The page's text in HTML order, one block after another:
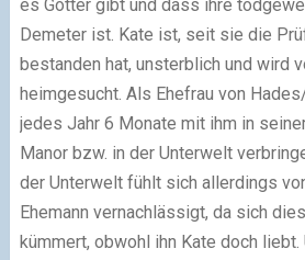
es Götter gibt und dass ihre
Demeter ist. Kate ist, seit sie die
bestanden hat, unsterblich und wird
heimgesucht. Als Ehefrau von
jedes Jahr 6 Monate mit ihm in
Manor bzw. in der Unterwelt
der Unterwelt fühlt sich allerdings
Ehemann vernachlässigt, da sich
kümmert, obwohl ihn Kate doch liebt.